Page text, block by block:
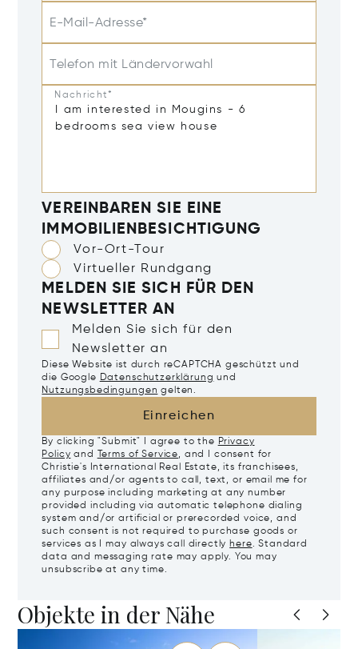
E-Mail-Adresse*
Telefon mit Ländervorwahl
Nachricht*
VEREINBAREN SIE EINE
IMMOBILIENBESICHTIGUNG
Vor-Ort-Tour
Virtueller Rundgang
MELDEN SIE SICH FÜR DEN
NEWSLETTER AN
Melden Sie sich für den
Newsletter an
Diese Website ist durch reCAPTCHA geschützt und
die Google Datenschutzerklärung und
Nutzungsbedingungen gelten.
Einreichen
By clicking "Submit" I agree to the Privacy
Policy and Terms of Service, and I consent for
Christie's International Real Estate, its franchisees,
affiliates and/or agents to call, text, or email me for
any purpose including marketing at any number
provided including via automatic telephone dialing
system and/or artificial or prerecorded voice, and
such consent is not required to purchase goods or
services as I may always call directly here. Standard
data and messaging rate may apply. You may
unsubscribe at any time.
Objekte in der Nähe